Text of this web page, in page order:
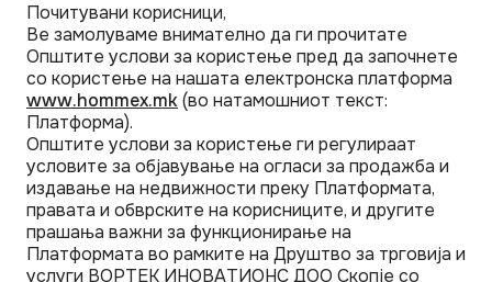
Почитувани корисници,
Ве замолуваме внимателно да ги прочитате
Општите услови за користење пред да започнете
со користење на нашата електронска платформа
www.hommex.mk(во натамошниот текст:
Платформа).
Општите услови за користење ги регулираат
условите за објавување на огласи за продажба и
издавање на недвижности преку Платформата,
правата и обврските на корисниците, и другите
прашања важни за функционирање на
Платформата во рамките на Друштво за трговија и
услуги ВОРТЕК ИНОВАТИОНС ДОО Скопје со